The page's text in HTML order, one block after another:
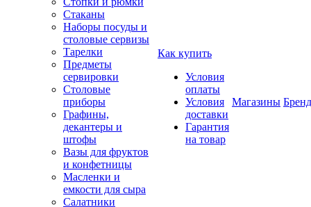
Стаканы
Наборы посуды и
столовые сервизы
Тарелки
Предметы
сервировки
Столовые
приборы
Графины,
декантеры и
штофы
Вазы для фруктов
и конфетницы
Масленки и
емкости для сыра
Салатники
Как купить
Условия
оплаты
Условия
доставки
Гарантия
на товар
Магазины